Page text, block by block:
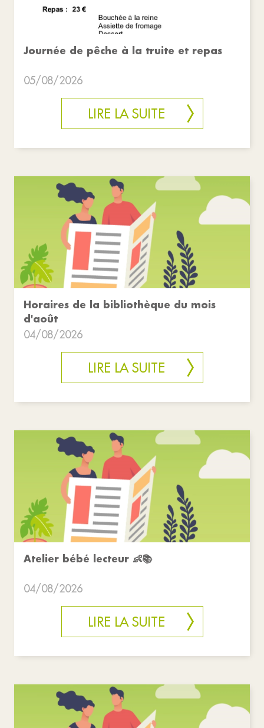
Journée de pêche à la truite et repas
05/08/2026
LIRE LA SUITE
Horaires de la bibliothèque du mois
d'août
04/08/2026
LIRE LA SUITE
Atelier bébé lecteur 👶📚
04/08/2026
LIRE LA SUITE